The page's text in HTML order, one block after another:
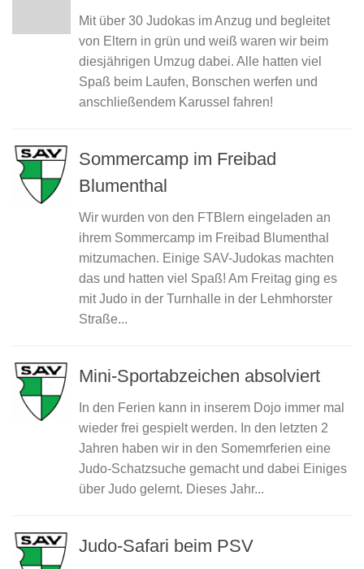
Mit über 30 Judokas im Anzug und begleitet
von Eltern in grün und weiß waren wir beim
diesjährigen Umzug dabei. Alle hatten viel
Spaß beim Laufen, Bonschen werfen und
anschließendem Karussel fahren!
Sommercamp im Freibad
Blumenthal
Wir wurden von den FTBlern eingeladen an
ihrem Sommercamp im Freibad Blumenthal
mitzumachen. Einige SAV-Judokas machten
das und hatten viel Spaß! Am Freitag ging es
mit Judo in der Turnhalle in der Lehmhorster
Straße...
Mini-Sportabzeichen absolviert
In den Ferien kann in inserem Dojo immer mal
wieder frei gespielt werden. In den letzten 2
Jahren haben wir in den Somemrferien eine
Judo-Schatzsuche gemacht und dabei Einiges
über Judo gelernt. Dieses Jahr...
Judo-Safari beim PSV